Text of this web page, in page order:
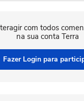
com todos
na sua conta Terra
Fazer Login para